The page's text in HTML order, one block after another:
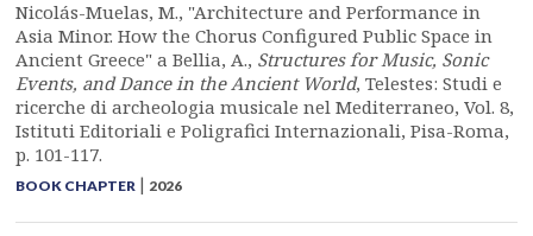
Nicolás-Muelas, M., "Architecture and Performance in
Asia Minor. How the Chorus Configured Public Space in
Ancient Greece" a Bellia, A., Structures for Music, Sonic
Events, and Dance in the Ancient World, Telestes: Studi e
ricerche di archeologia musicale nel Mediterraneo, Vol. 8,
Istituti Editoriali e Poligrafici Internazionali, Pisa-Roma,
p. 101-117.
BOOK CHAPTER | 2026